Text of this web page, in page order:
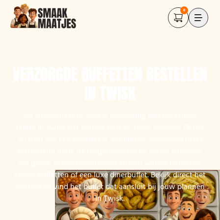
0
koude buffetten of een luxe dinerbuffet. Bekijk direct het
aanbod en vind het buffet dat aansluit bij jouw plannen
in Twisk.